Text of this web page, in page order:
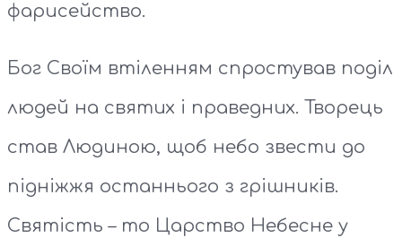
фарисейство.
Бог Своїм втіленням спростував поділ
людей на святих і праведних. Творець
став Людиною, щоб небо звести до
підніжжя останнього з грішників.
Святість – то Царство Небесне у